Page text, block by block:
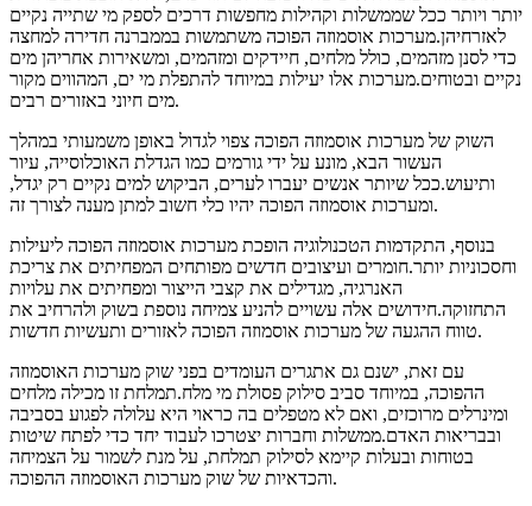
יותר ויותר ככל שממשלות וקהילות מחפשות דרכים לספק מי שתייה נקיים
לאזרחיהן.מערכות אוסמוזה הפוכה משתמשות בממברנה חדירה למחצה
כדי לסנן מזהמים, כולל מלחים, חיידקים ומזהמים, ומשאירות אחריהן מים
נקיים ובטוחים.מערכות אלו יעילות במיוחד להתפלת מי ים, המהווים מקור
מים חיוני באזורים רבים.
השוק של מערכות אוסמוזה הפוכה צפוי לגדול באופן משמעותי במהלך
העשור הבא, מונע על ידי גורמים כמו הגדלת האוכלוסייה, עיור
ותיעוש.ככל שיותר אנשים יעברו לערים, הביקוש למים נקיים רק יגדל,
ומערכות אוסמוזה הפוכה יהיו כלי חשוב למתן מענה לצורך זה.
בנוסף, התקדמות הטכנולוגיה הופכת מערכות אוסמוזה הפוכה ליעילות
וחסכוניות יותר.חומרים ועיצובים חדשים מפותחים המפחיתים את צריכת
האנרגיה, מגדילים את קצבי הייצור ומפחיתים את עלויות
התחזוקה.חידושים אלה עשויים להניע צמיחה נוספת בשוק ולהרחיב את
טווח ההגעה של מערכות אוסמוזה הפוכה לאזורים ותעשיות חדשות.
עם זאת, ישנם גם אתגרים העומדים בפני שוק מערכות האוסמוזה
ההפוכה, במיוחד סביב סילוק פסולת מי מלח.תמלחת זו מכילה מלחים
ומינרלים מרוכזים, ואם לא מטפלים בה כראוי היא עלולה לפגוע בסביבה
ובבריאות האדם.ממשלות וחברות יצטרכו לעבוד יחד כדי לפתח שיטות
בטוחות ובעלות קיימא לסילוק תמלחת, על מנת לשמור על הצמיחה
והכדאיות של שוק מערכות האוסמוזה ההפוכה.